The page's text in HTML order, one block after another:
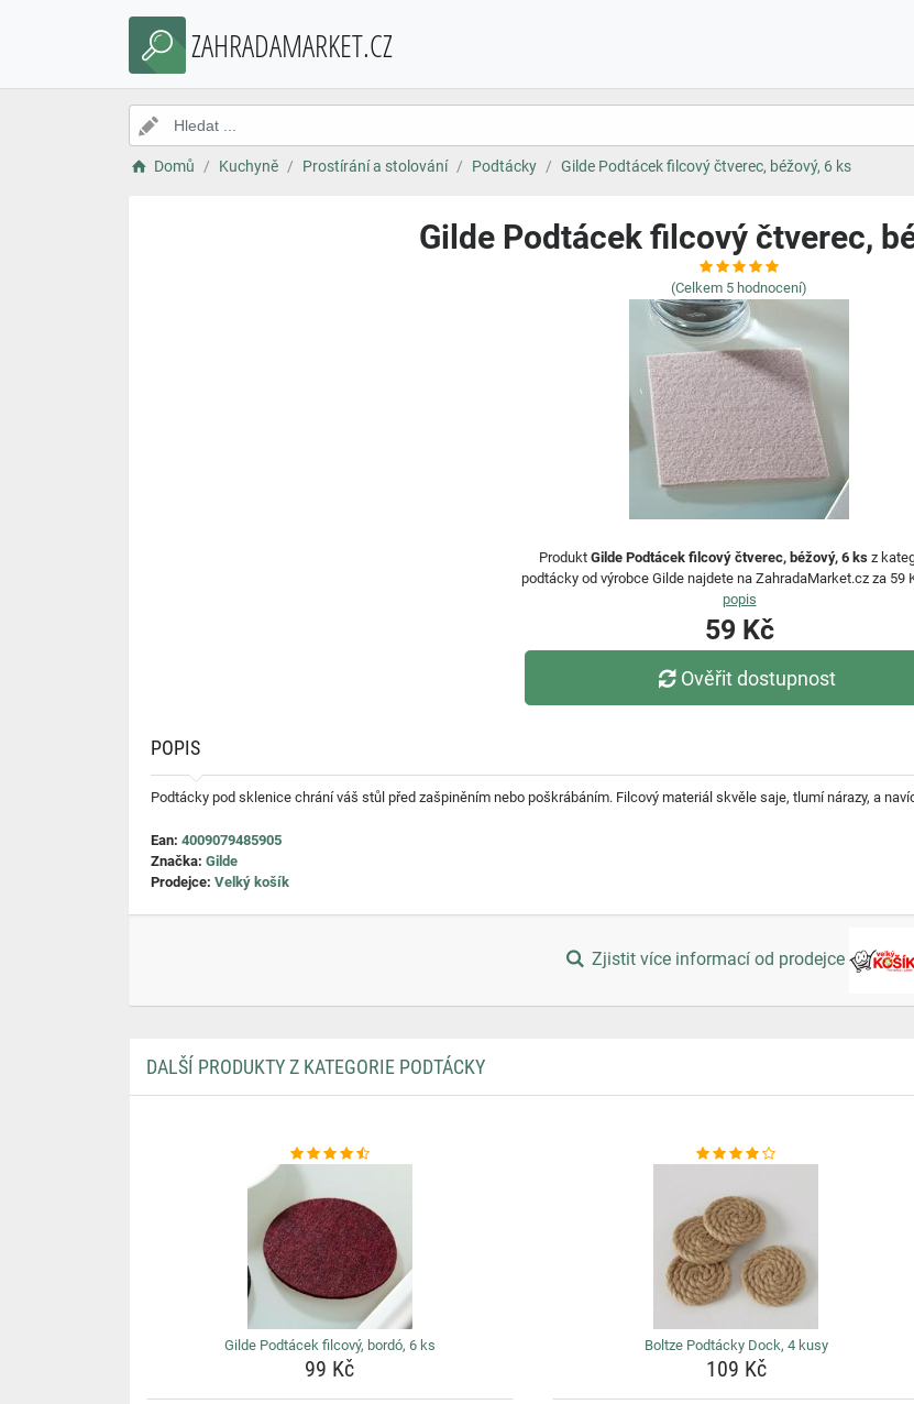
ZAHRADAMARKET.CZ
Domů Kuchyně Prostírání a stolování Podtácky Gilde Podtácek filcový čtverec, béžový, 6 ks
Gilde Podtácek filcový čtverec,
(Celkem 5 hodnocení)
Produkt Gilde Podtácek filcový čtverec, béžový, 6 ks z
podtácky od výrobce Gilde najdete na ZahradaMarket.cz za 59
popis
59 Kč
Ověřit dostupnost
POPIS
Podtácky pod sklenice chrání váš stůl před zašpiněním nebo poškrábáním. Filcový materiál skvěle saje, tlumí nárazy, a
Ean: 4009079485905
Značka: Gilde
Prodejce: Velký košík
Zjistit více informací od prodejce
DALŠÍ PRODUKTY Z KATEGORIE PODTÁCKY
Gilde Podtácek filcový, bordó, 6 ks
99 Kč
Boltze Podtácky Dock, 4 kusy
109 Kč